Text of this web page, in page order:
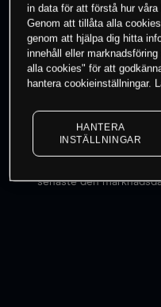
instrument
senaste den
in data för att förstå hur våra
Genom att tillåta alla
genom att hjälpa dig hitta
innehåll eller
alla cookies" för att
hantera cookieinställningar.
HANTERA
INSTÄLLNINGAR